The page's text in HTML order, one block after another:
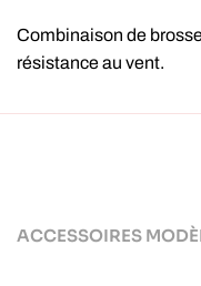
Combinaison de
résistance au vent.
ACCESSOIRES